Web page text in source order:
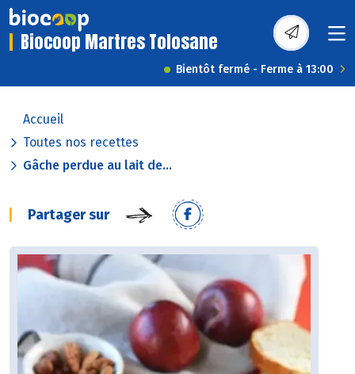
Biocoop Martres Tolosane
Bientôt fermé - Ferme à 13:00
Accueil
Toutes nos recettes
Gâche perdue au lait de...
Partager sur